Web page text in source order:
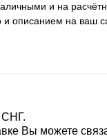
и на
описанием на ваш
СНГ.
Вы можете